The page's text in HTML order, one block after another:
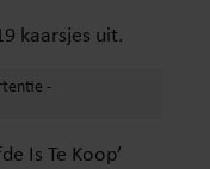
kaarsjes uit.
Is Te Koop’